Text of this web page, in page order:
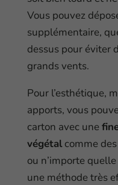
Vous pouvez
supplémentaire,
dessus pour éviter
grands vents.
Pour l’esthétique,
apports, vous
carton avec une
végétalcomme des
ou n’importe
une méthode très